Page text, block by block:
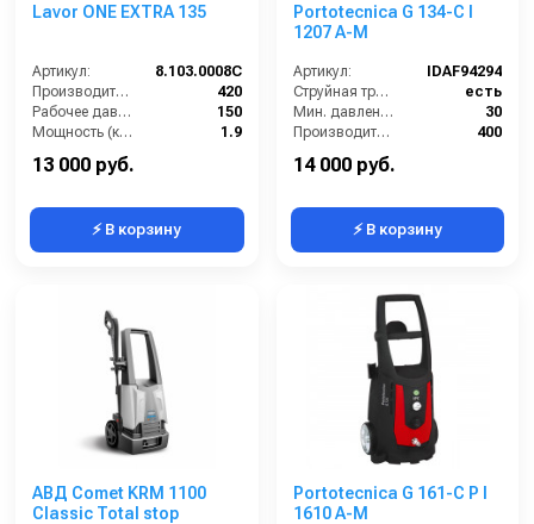
Lavor ONE EXTRA 135
Артикул:
8.103.0008C
Производительность (л/ч):
420
Рабочее давление (бар):
150
Мощность (кВт):
1.9
13 000 руб.
⚡ В корзину
Portotecnica G 134-C I
1207 A-M
Артикул:
IDAF94294
Струйная трубка (копьё):
есть
Мин. давление (бар):
30
Производительность (л/ч):
400
14 000 руб.
⚡ В корзину
АВД Comet KRM 1100
Classic Total stop
Portotecnica G 161-C P I
1610 A-M